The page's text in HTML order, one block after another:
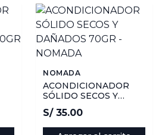
NOMADA
ACONDICIONADOR
SÓLIDO SECOS Y
DAÑADOS 70GR -
NOMADA
S/ 35.00